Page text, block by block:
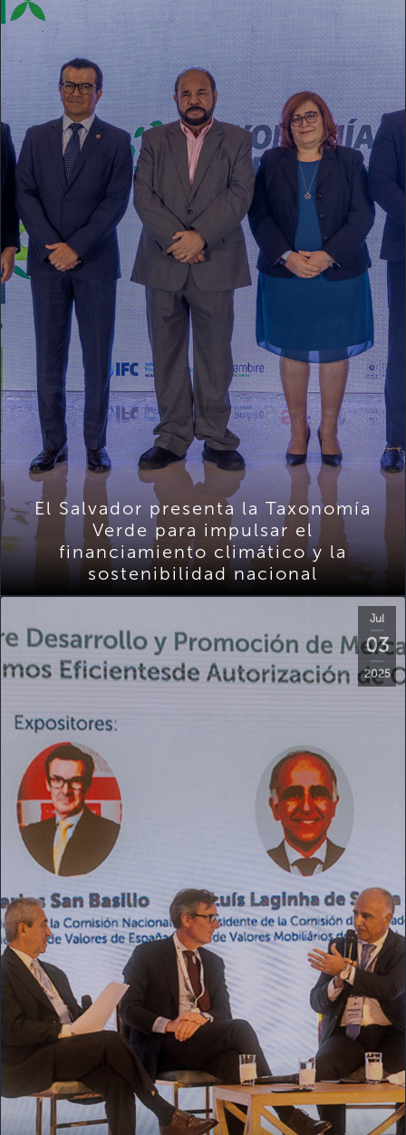
El Salvador presenta la Taxonomía
Verde para impulsar el
financiamiento climático y la
sostenibilidad nacional
Jul
03
2025